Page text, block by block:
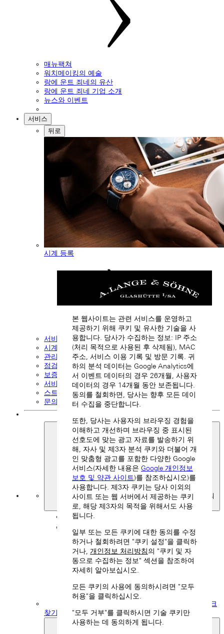
매뉴팩쳐
워치메이킹의 예술
랑에 운트 죄네의 유산
랑에 운트 죄네 기업 소개
뉴스와 이벤트
서비스
뒤로
시계 등록
서비스
시계 등록
관리 및 취급
점검 및 수리
보증 정보
서비스 요청
스트랩 및 버클
문의하기
즐겨찾기
뒤로
부티크
찾기
본 웹사이트는 관련 서비스를 운영하고
제공하기 위해 쿠키 및 유사한 기술을 사
용합니다. 당사가 수집하는 정보: IP 주소
(처리 목적으로 사용된 후 삭제됨), MAC
주소, 서비스 이용 기록 및 방문 기록. 귀
하의 분석 데이터는 Google Analytics에
서 이벤트 데이터의 경우 26개월, 사용자
데이터의 경우 14개월 동안 보존됩니다.
동의를 철회하면, 당사는 향후 모든 데이
터 수집을 중단합니다.
또한, 당사는 사용자의 브라우징 경험을
이해하고 개선하며 브라우징 중 표시된
선호도에 맞는 광고 자료를 발송하기 위
해, 자사 및 제3자 분석 쿠키와 더불어 개
인 맞춤형 광고를 포함한 다양한 Google
서비스(자세한 내용은 Google 개인정보
보호 및 약관 사이트)를 참조하십시오)를
사용합니다. 제3자 쿠키는 당사 이외의
사이트 또는 웹 서버에서 제공하는 쿠키
로, 해당 제3자의 목적을 위해서도 사용
됩니다.
일부 또는 모든 쿠키에 대한 동의를 수정
하거나 철회하려면 "쿠키 설정"을 클릭하
거나, 개인정보 처리방침의 "쿠키 및 자
동으로 수집하는 정보" 섹션을 참조하여
자세히 알아보십시오.
모든 쿠키의 사용에 동의하시려면 "모두
허용"을 클릭하십시오.
"모두 거부"를 클릭하시면 기술 쿠키만
사용하는 데 동의하게 됩니다.